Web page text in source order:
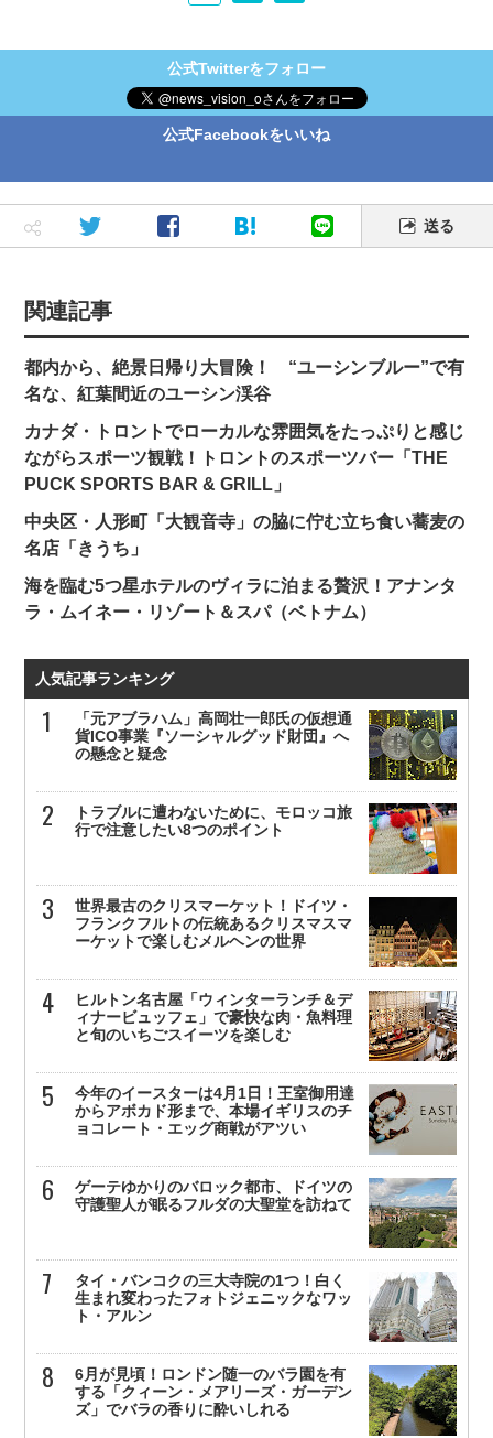
公式Twitterをフォロー
公式Facebookをいいね
送る
関連記事
都内から、絶景日帰り大冒険！ “ユーシンブルー”で有
名な、紅葉間近のユーシン渓谷
カナダ・トロントでローカルな雰囲気をたっぷりと感じ
ながらスポーツ観戦！トロントのスポーツバー「THE
PUCK SPORTS BAR & GRILL」
中央区・人形町「大観音寺」の脇に佇む立ち食い蕎麦の
名店「きうち」
海を臨む5つ星ホテルのヴィラに泊まる贅沢！アナンタ
ラ・ムイネー・リゾート＆スパ（ベトナム）
人気記事ランキング
「元アブラハム」高岡壮一郎氏の仮想通
貨ICO事業『ソーシャルグッド財団』へ
の懸念と疑念
トラブルに遭わないために、モロッコ旅
行で注意したい8つのポイント
世界最古のクリスマーケット！ドイツ・
フランクフルトの伝統あるクリスマスマ
ーケットで楽しむメルヘンの世界
ヒルトン名古屋「ウィンターランチ＆デ
ィナービュッフェ」で豪快な肉・魚料理
と旬のいちごスイーツを楽しむ
今年のイースターは4月1日！王室御用達
からアボカド形まで、本場イギリスのチ
ョコレート・エッグ商戦がアツい
ゲーテゆかりのバロック都市、ドイツの
守護聖人が眠るフルダの大聖堂を訪ねて
タイ・バンコクの三大寺院の1つ！白く
生まれ変わったフォトジェニックなワッ
ト・アルン
6月が見頃！ロンドン随一のバラ園を有
する「クィーン・メアリーズ・ガーデン
ズ」でバラの香りに酔いしれる